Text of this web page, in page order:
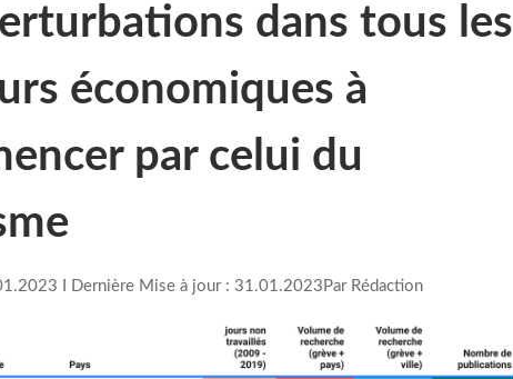
dans tous les
économiques à
par celui du
I Dernière Mise à jour : 31.01.2023 Par Rédaction